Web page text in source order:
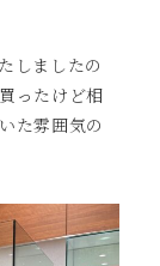
しましたの
ったけど相
た雰囲気の